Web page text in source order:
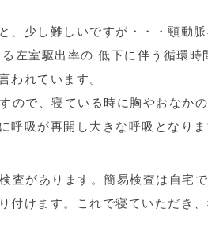
、少し難しいですが・・・頸動
左室駆出率の 低下に伴う循環
われています。
ので、寝ている時に胸やおなか
呼吸が再開し大きな呼吸となりま
査があります。簡易検査は自宅
付けます。これで寝ていただき